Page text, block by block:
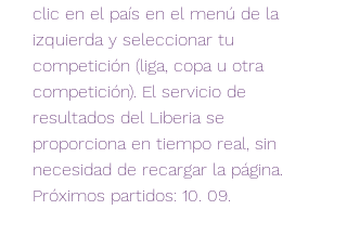
clic en el país en el menú de la
izquierda y seleccionar tu
competición (liga, copa u otra
competición). El servicio de
resultados del Liberia se
proporciona en tiempo real, sin
necesidad de recargar la página.
Próximos partidos: 10. 09.